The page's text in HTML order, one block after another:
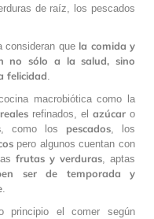
de raíz, los pescados
consideran que la comida y
no sólo a la salud, sino
felicidad
macrobiótica como la
refinados, el azúcaro
, como los pescados , los
pero algunos cuentan con
frutas y verduras , aptas
ser de temporada y
principio el comer según